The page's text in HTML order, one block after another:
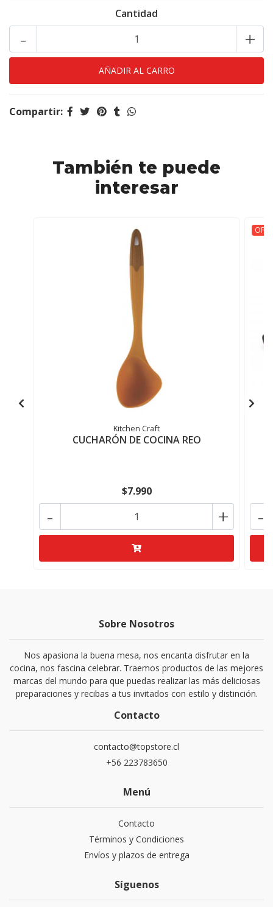
Cantidad
+
-
Compartir:
También te puede
interesar
Kitchen Craft
CUCHARÓN DE COCINA REO
$7.990
+
- -
Sobre Nosotros
Nos apasiona la buena mesa, nos encanta disfrutar en la
cocina, nos fascina celebrar. Traemos productos de las mejores
marcas del mundo para que puedas realizar las más deliciosas
preparaciones y recibas a tus invitados con estilo y distinción.
Contacto
contacto@topstore.cl
+56 223783650
Menú
Contacto
Términos y Condiciones
Envíos y plazos de entrega
Síguenos